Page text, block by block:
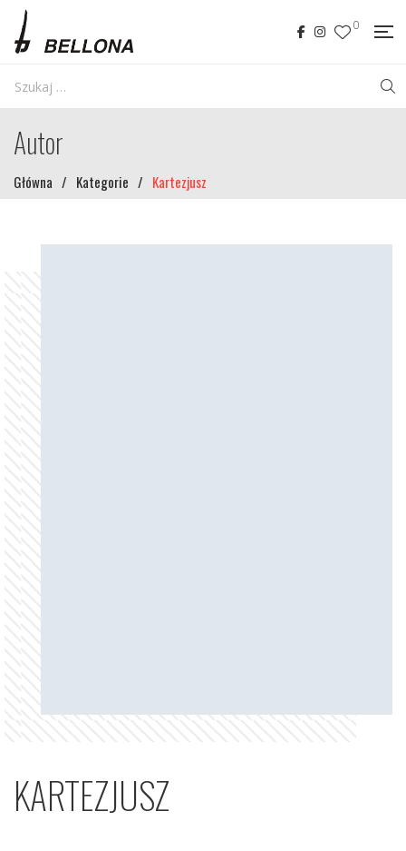
0
Autor
Główna / Kategorie / Kartezjusz
KARTEZJUSZ